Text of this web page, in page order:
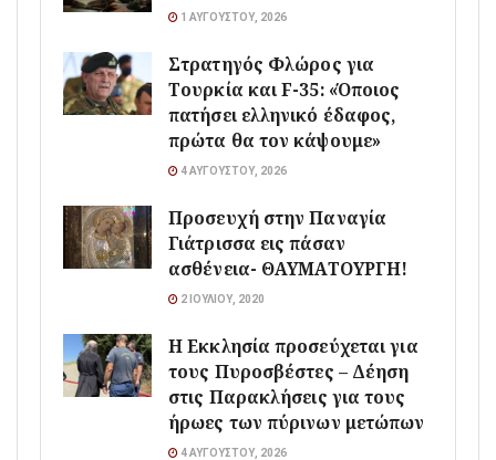
1 ΑΥΓΟΎΣΤΟΥ, 2026
Στρατηγός Φλώρος για
Τουρκία και F-35: «Όποιος
πατήσει ελληνικό έδαφος,
πρώτα θα τον κάψουμε»
4 ΑΥΓΟΎΣΤΟΥ, 2026
Προσευχή στην Παναγία
Γιάτρισσα εις πάσαν
ασθένεια- ΘΑΥΜΑΤΟΥΡΓΗ!
2 ΙΟΥΛΊΟΥ, 2020
Η Εκκλησία προσεύχεται για
τους Πυροσβέστες – Δέηση
στις Παρακλήσεις για τους
ήρωες των πύρινων μετώπων
4 ΑΥΓΟΎΣΤΟΥ, 2026